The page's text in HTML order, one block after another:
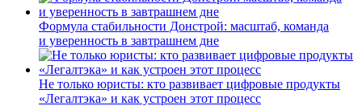
Формула стабильности Донстрой: масштаб, команда
и уверенность в завтрашнем дне
Не только юристы: кто развивает цифровые продукты
«Легалтэка» и как устроен этот процесс